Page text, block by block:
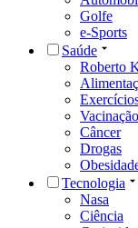
Golfe
e-Sports
Saúde
Roberto
Vacinação
Câncer
Drogas
Tecnologia
Nasa
Ciência